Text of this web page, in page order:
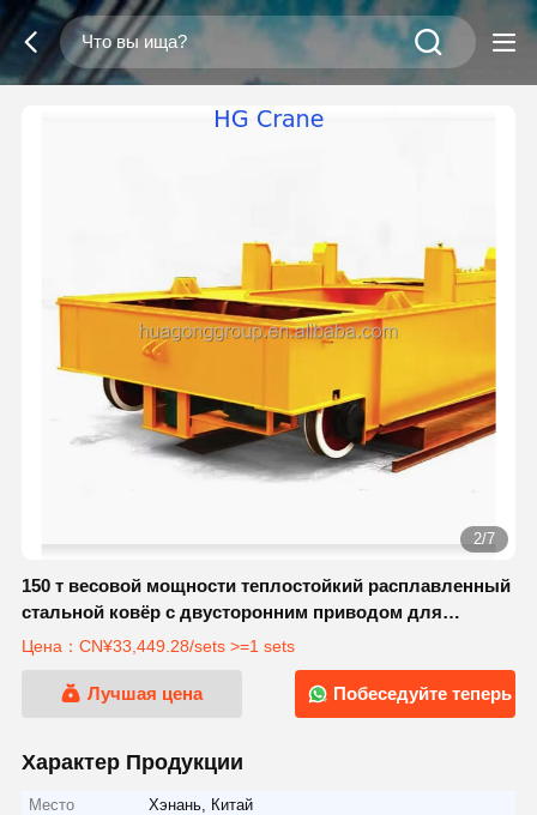
3/7
150 т весовой мощности теплостойкий расплавленный
стальной ковёр с двусторонним приводом для
стальных заводов
Цена：CN¥33,449.28/sets >=1 sets
Лучшая цена Побеседуйте теперь
Характер Продукции
Место
Хэнань, Китай